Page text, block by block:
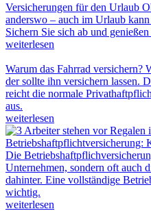
Versicherungen für den Urlaub
anderswo – auch im Urlaub
Sichern Sie sich ab und
weiterlesen
Warum das Fahrrad versichern?
der sollte ihn versichern lassen.
reicht die normale
aus.
weiterlesen
Betriebshaftpflichtversicherung:
Die
Unternehmen, sondern oft auch
dahinter. Eine vollständige
wichtig.
weiterlesen